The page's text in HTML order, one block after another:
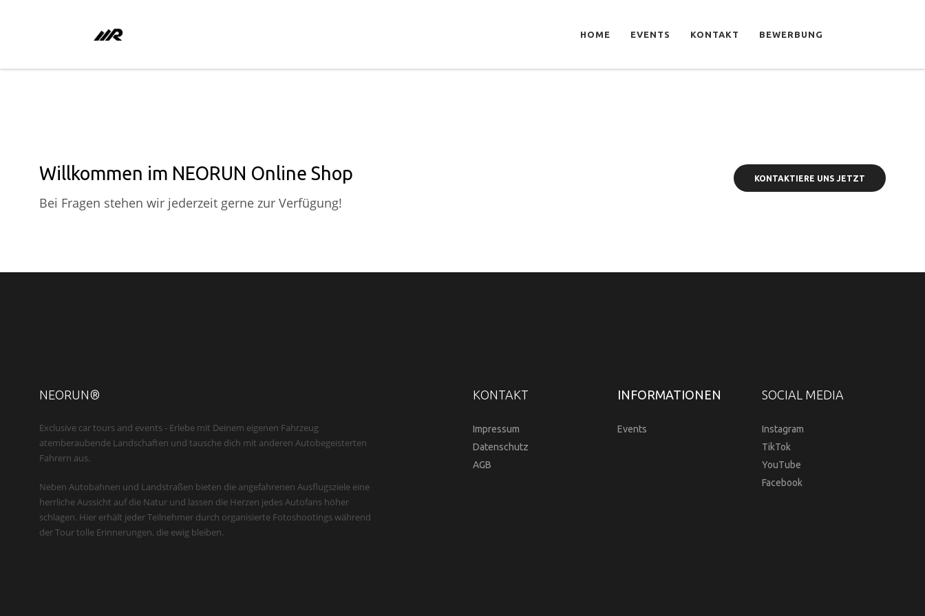
HOME EVENTS KONTAKT BEWERBUNG
Willkommen im NEORUN Online Shop
Bei Fragen stehen wir jederzeit gerne zur Verfügung!
KONTAKTIERE UNS JETZT
NEORUN®
Exclusive car tours and events - Erlebe mit Deinem eigenen Fahrzeug
atemberaubende Landschaften und tausche dich mit anderen Autobegeisterten
Fahrern aus.
Neben Autobahnen und Landstraßen bieten die angefahrenen Ausflugsziele eine
herrliche Aussicht auf die Natur und lassen die Herzen jedes Autofans höher
schlagen. Hier erhält jeder Teilnehmer durch organisierte Fotoshootings während
der Tour tolle Erinnerungen, die ewig bleiben.
KONTAKT
Impressum
Datenschutz
AGB
INFORMATIONEN
Events
SOCIAL MEDIA
Instagram
TikTok
YouTube
Facebook